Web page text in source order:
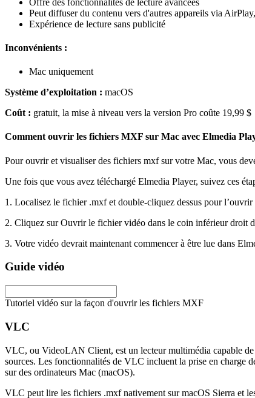
Peut diffuser du contenu vers d'autres appareils via
Expérience de lecture sans publicité
Inconvénients :
Mac uniquement
Système d’exploitation : macOS
Coût : gratuit, la mise à niveau vers la version Pro coûte 19,99 $
Comment ouvrir les fichiers MXF sur Mac avec Elmedia
Pour ouvrir et visualiser des fichiers mxf sur votre Mac, vous
Une fois que vous avez téléchargé Elmedia Player, suivez ces
1. Localisez le fichier .mxf et double-cliquez dessus pour l’ouvrir
2. Cliquez sur Ouvrir le fichier vidéo dans le coin inférieur droit
3. Votre vidéo devrait maintenant commencer à être lue dans
Guide vidéo
Tutoriel vidéo sur la façon d'ouvrir les fichiers MXF
VLC
VLC, ou VideoLAN Client, est un lecteur multimédia capable de
sources. Les fonctionnalités de VLC incluent la prise en charge
sur des ordinateurs Mac (macOS).
VLC peut lire les fichiers .mxf nativement sur macOS Sierra et